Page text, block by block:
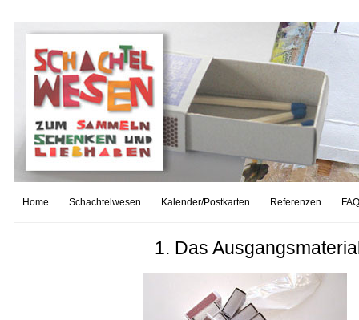
Home Schachtelwesen Kalender/Postkarten Referenzen
1. Das